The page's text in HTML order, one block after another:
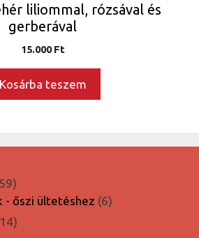
liliommal, rózsával és
gerberával
15.000Ft
Kosárba teszem
1759
termék
- őszi ültetéshez 66
1414